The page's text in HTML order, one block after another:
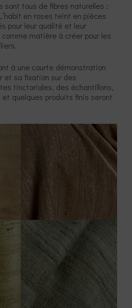
sont tous de fibres naturelles :
en roses teint en pièces
pour leur qualité et leur
matière à créer pour les
à une courte démonstration
et sa fixation sur des
tinctoriales, des échantillons,
quelques produits finis seront